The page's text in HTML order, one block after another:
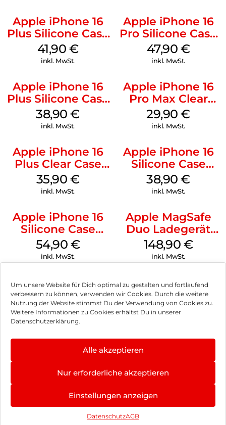
Um unsere Website für Dich optimal zu gestalten und fortlaufend
verbessern zu können, verwenden wir Cookies. Durch die weitere
Nutzung der Website stimmst Du der Verwendung von Cookies zu.
Weitere Informationen zu Cookies erhältst Du in unserer
Datenschutzerklärung.
Alle akzeptieren
Nur erforderliche akzeptieren
Einstellungen anzeigen
DatenschutzAGB
Apple iPhone 16
Plus Silicone Case
MagSafe Stone
Gray
41,90 €
inkl. MwSt.
Apple iPhone 16
Pro Silicone Case
MagSafe Denim
47,90 €
inkl. MwSt.
Apple iPhone 16
Plus Silicone Case
MagSafe Denim
38,90€
inkl. MwSt.
Apple iPhone 16
Pro Max Clear
Case MagSafe
Transparent
29,90€
inkl. MwSt.
Apple iPhone 16
Plus Clear Case
MagSafe
Transparent
35,90 €
inkl. MwSt.
Apple iPhone 16
Silicone Case
MagSafe
Ultramarine
38,90€
inkl. MwSt.
Apple iPhone 16
Silicone Case
MagSafe Lake
Green
54,90 €
inkl. MwSt.
Apple MagSafe
Duo Ladegerät
Weiß
148,90 €
inkl. MwSt.
Impressum
Hinweis zur Batterieentsorgung
Newsletter
, Brodos AG – All Rights Reserved.